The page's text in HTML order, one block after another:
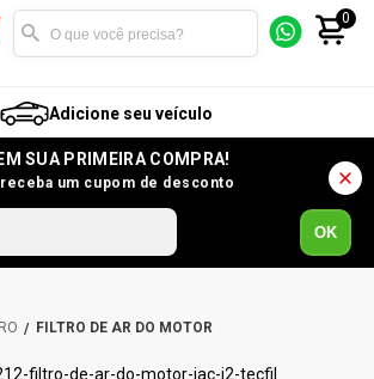
0
Adicione seu veículo
SUA PRIMEIRA COMPRA!
um cupom de desconto
OK
FILTRO DE AR DO MOTOR